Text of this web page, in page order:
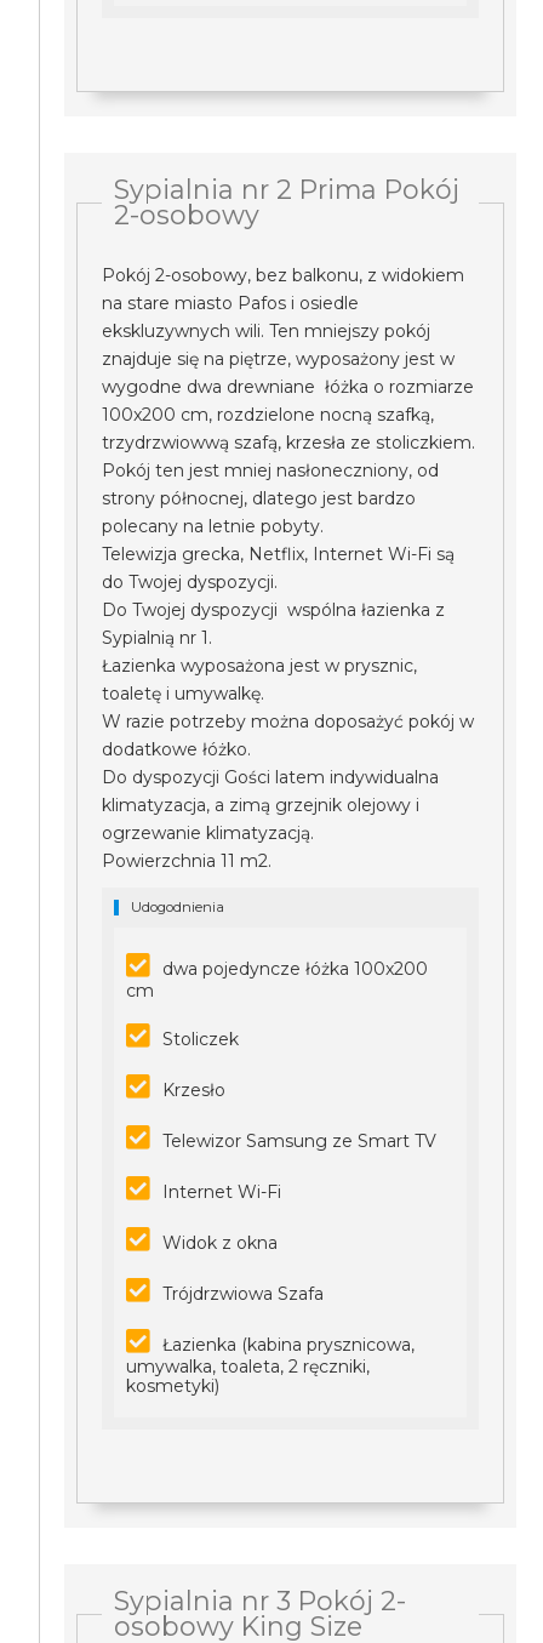
Sypialnia nr 2 Prima Pokój
2-osobowy
Pokój 2-osobowy, bez balkonu, z widokiem
na stare miasto Pafos i osiedle
ekskluzywnych wili. Ten mniejszy pokój
znajduje się na piętrze, wyposażony jest w
wygodne dwa drewniane łóżka o rozmiarze
100x200 cm, rozdzielone nocną szafką,
trzydrzwiowwą szafą, krzesła ze stoliczkiem.
Pokój ten jest mniej nasłoneczniony, od
strony północnej, dlatego jest bardzo
polecany na letnie pobyty.
Telewizja grecka, Netflix, Internet Wi-Fi są
do Twojej dyspozycji.
Do Twojej dyspozycji wspólna łazienka z
Sypialnią nr 1.
Łazienka wyposażona jest w prysznic,
toaletę i umywalkę.
W razie potrzeby można doposażyć pokój w
dodatkowe łóżko.
Do dyspozycji Gości latem indywidualna
klimatyzacja, a zimą grzejnik olejowy i
ogrzewanie klimatyzacją.
Powierzchnia 11 m2.
Udogodnienia
dwa pojedyncze łóżka 100x200
cm
Stoliczek
Krzesło
Telewizor Samsung ze Smart TV
Internet Wi-Fi
Widok z okna
Trójdrzwiowa Szafa
Łazienka (kabina prysznicowa,
umywalka, toaleta, 2 ręczniki,
kosmetyki)
Sypialnia nr 3 Pokój 2-
osobowy King Size